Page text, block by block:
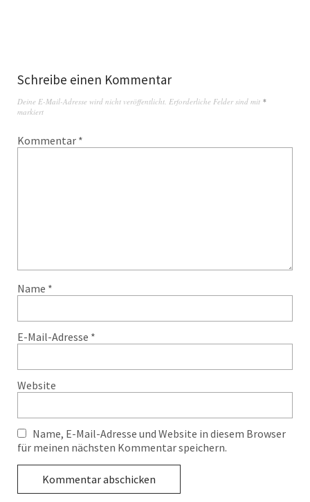
Schreibe einen Kommentar
Deine E-Mail-Adresse wird nicht veröffentlicht. Erforderliche Felder sind mit *
markiert
Kommentar *
Name *
E-Mail-Adresse *
Website
Name, E-Mail-Adresse und Website in diesem Browser
für meinen nächsten Kommentar speichern.